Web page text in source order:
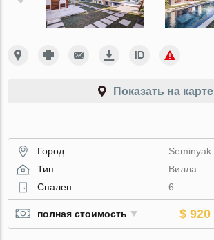
Показать на карте
Город
Seminyak
Тип
Вилла
Спален
6
полная стоимость $ 920